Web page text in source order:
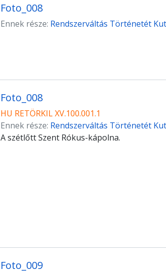
Foto_008
Ennek része: Rendszerváltás Történetét
Foto_008
HU RETÖRKIL XV.100.001.1
Ennek része: Rendszerváltás Történetét
A szétlőtt Szent Rókus-kápolna.
Foto_009